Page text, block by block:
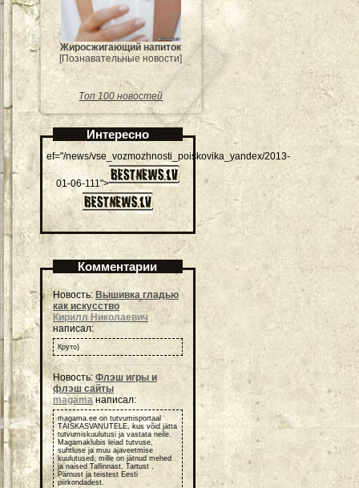
Жиросжигающий напиток
[Познавательные новости]
Топ 100 новостей
Интересно
ef="/news/vse_vozmozhnosti_poiskovika_yandex/2013-
01-06-111">
Комментарии
Новость: Вышивка гладью
как искусство
Кирилл Николаевич
написал:
Круто)
Новость:Флэш игры и
флэш сайты
magama написал:
magama.ee on tutvumisportaal
TÄISKASVANUTELE, kus võid jätta
tutvumiskuulutusi ja vastata neile.
Magamaklubis leiad tutvuse,
suhtluse ja muu ajaveetmise
kuulutused, mille on jätnud mehed
ja naised Tallinnast, Tartust ,
Pärnust ja teistest Eesti
piirkondadest.